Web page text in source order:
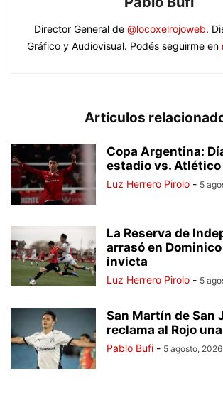
Director General de @locoxelrojoweb.
Gráfico y Audiovisual. Podés seguirme en
Artículos
Copa Argentina:
estadio vs. Atlético
Luz Herrero Pirolo - 5
La Reserva de
arrasó en
invicta
Luz Herrero Pirolo - 5
San Martín de San
reclama al Rojo
Pablo Bufi - 5 agosto, 2026